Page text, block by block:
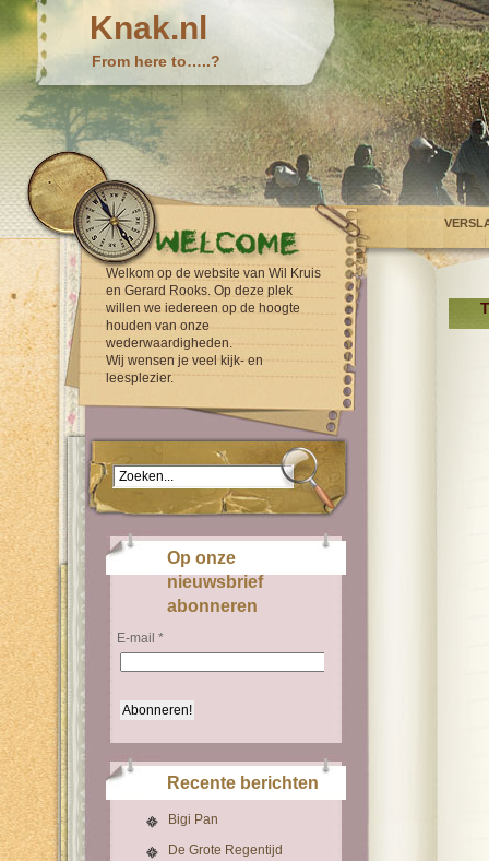
Knak.nl
From here to…..?
Welkom op de website van Wil Kruis
en Gerard Rooks. Op deze plek
willen we iedereen op de hoogte
houden van onze
wederwaardigheden.
Wij wensen je veel kijk- en
leesplezier.
Op onze
nieuwsbrief
abonneren
E-mail *
Recente berichten
Bigi Pan
De Grote Regentijd